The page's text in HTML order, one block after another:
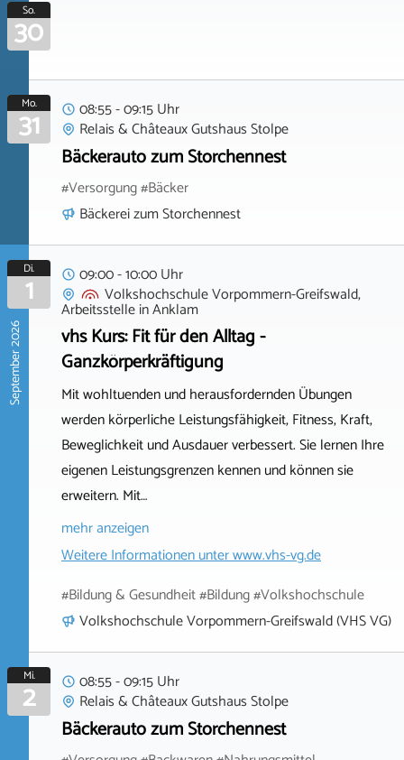
So.
30
Mo.
31
08:55 - 09:15 Uhr
Relais & Châteaux Gutshaus Stolpe
Bäckerauto zum Storchennest
#Versorgung #Bäcker
Bäckerei zum Storchennest
September 2026
Di.
1
09:00 - 10:00 Uhr
Volkshochschule Vorpommern-Greifswald,
ArbeitsstelleinAnklam
vhs Kurs: Fit für den Alltag -
Ganzkörperkräftigung
Mit wohltuenden und herausfordernden Übungen
werden körperliche Leistungsfähigkeit, Fitness, Kraft,
Beweglichkeit und Ausdauer verbessert. Sie lernen Ihre
eigenen Leistungsgrenzen kennen und können sie
erweitern. Mit…
mehr anzeigen
Weitere Informationen unterwww.vhs-vg.de
#Bildung & Gesundheit #Bildung #Volkshochschule
Volkshochschule Vorpommern-Greifswald (VHS VG)
Mi.
2
08:55 - 09:15 Uhr
Relais & Châteaux Gutshaus Stolpe
Bäckerauto zum Storchennest